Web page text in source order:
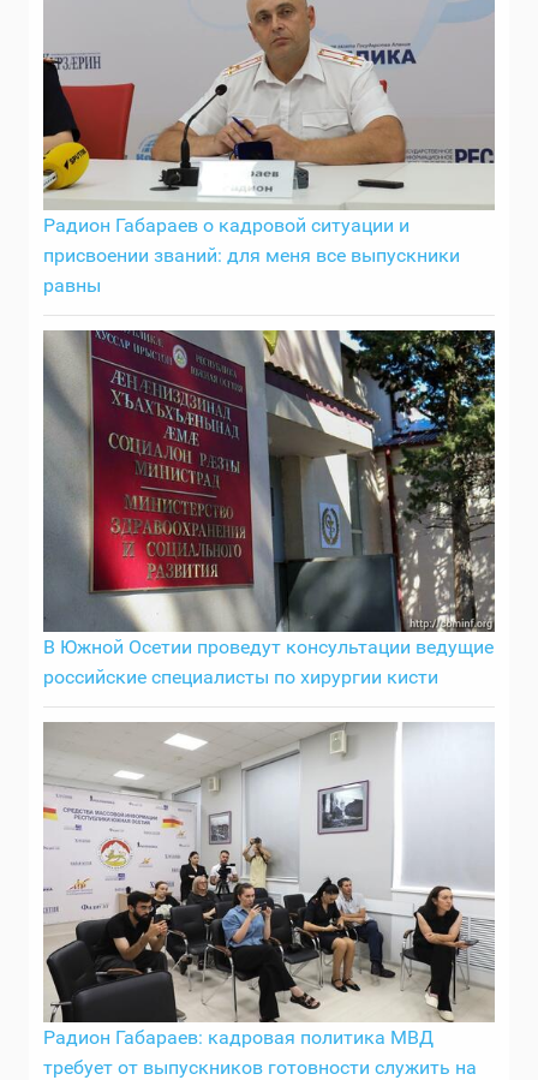
Радион Габараев о кадровой ситуации и
присвоении званий: для меня все выпускники
равны
В Южной Осетии проведут консультации ведущие
российские специалисты по хирургии кисти
Радион Габараев: кадровая политика МВД
требует от выпускников готовности служить на